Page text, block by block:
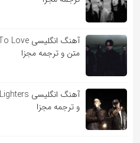
متن و ترجمه مجزا
و ترجمه مجزا